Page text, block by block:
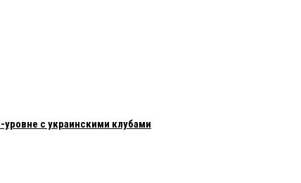
с украинскими клубами